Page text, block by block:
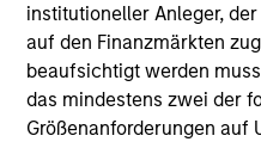
institutioneller Anleger,
auf den Finanzmärkten
beaufsichtigt werden
das mindestens zwei der
Größenanforderungen auf
loss. Alternative
expenses than other
expenses will lower returns
This is prepared for
of understanding the risks